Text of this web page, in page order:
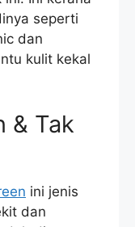
seperti
dan
kulit kekal
& Tak
ini jenis
dan